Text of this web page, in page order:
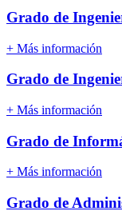
Grado de
+ Más información
Grado de
+ Más información
Grado de
+ Más información
Grado de